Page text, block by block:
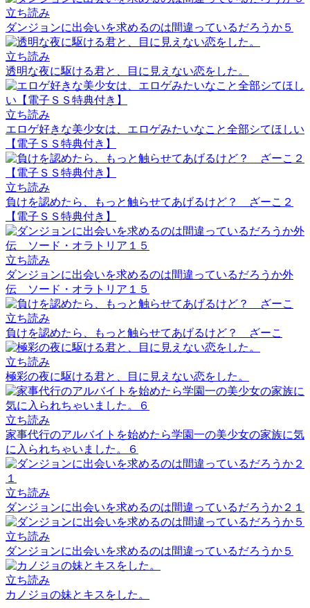
立ち読み
ダンジョンに出会いを求めるのは間違っているだろうか５
立ち読み
透明な夜に駆ける君と、目に見えない恋をした。
立ち読み
エロゲ好きな美少女は、エロゲみたいなこと全部シてほしい
【電子ＳＳ特典付き】
立ち読み
負けを認めたら、もっと触らせてあげるけど？ ざーこ２
【電子ＳＳ特典付き】
立ち読み
ダンジョンに出会いを求めるのは間違っているだろうか外
伝 ソード・オラトリア１５
立ち読み
負けを認めたら、もっと触らせてあげるけど？ ざーこ
立ち読み
極彩の夜に駆ける君と、目に見えない恋をした。
立ち読み
家事代行のアルバイトを始めたら学園一の美少女の家族に気
に入られちゃいました。６
立ち読み
ダンジョンに出会いを求めるのは間違っているだろうか２１
立ち読み
ダンジョンに出会いを求めるのは間違っているだろうか５
立ち読み
カノジョの妹とキスをした。